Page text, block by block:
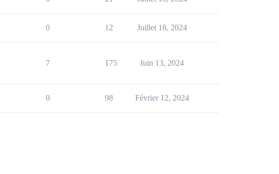
0 12 Juillet 18, 2024
7 175 Juin 13, 2024
0 98 Février 12, 2024